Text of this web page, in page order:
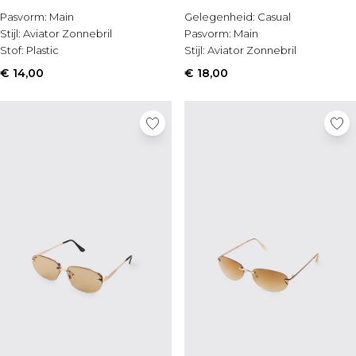
Sale Shorts
Sale Overhemden
Sale Sportkleding
Sale Trainingspakken
Sale Hoodies & Sweatshirts
Pasvorm: Main
Stijl: Aviator Zonnebril
Stof: Plastic
€ 14,00
Gelegenheid: Casual
Pasvorm: Main
Stijl: Aviator Zonnebril
€ 18,00